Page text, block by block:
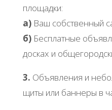
площадки:
а)Ваш собственный
б)Бесплатные
досках и
3. Объявления и
щиты или баннеры в